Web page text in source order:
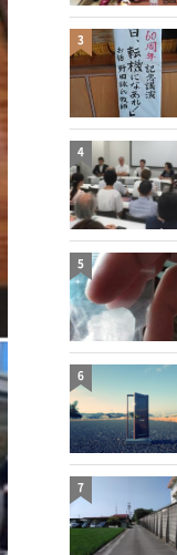
3
4
5
6
7